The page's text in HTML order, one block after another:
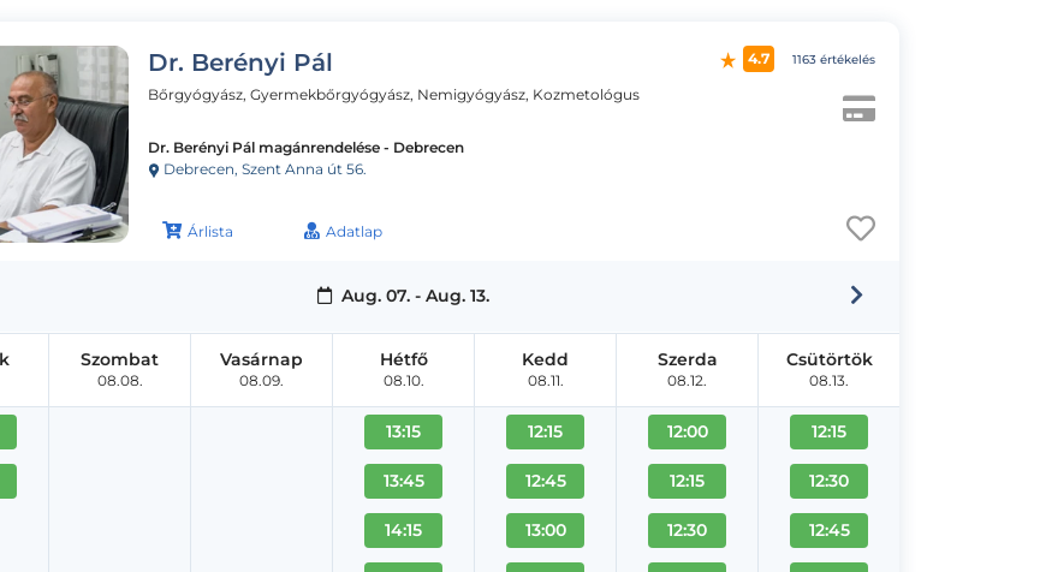
Dr. Berényi Pál
Bőrgyógyász, Gyermekbőrgyógyász, Nemigyógyász, Kozmetológus
Dr. Berényi Pál magánrendelése - Debrecen
Debrecen, Szent Anna út 56.
Árlista Adatlap
4.7 1163 értékelés
Aug. 07. - Aug. 13.
Szombat
08.08.
Vasárnap
08.09.
Hétfő
08.10.
13:15
13:45
14:15
Kedd
08.11.
12:15
12:45
13:00
Szerda
08.12.
12:00
12:15
12:30
Csütörtök
08.13.
12:15
12:30
12:45